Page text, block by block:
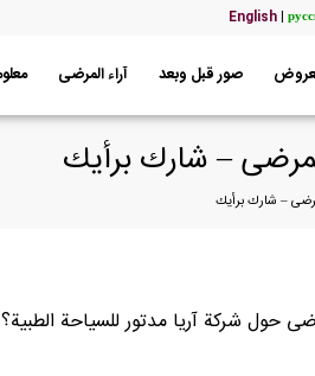
English|
صور قبل وبعد آراء المرضى
– شارك برأيك
– شارك برأيك
حول شركة آريا مدتور للسياحة الطبية؟